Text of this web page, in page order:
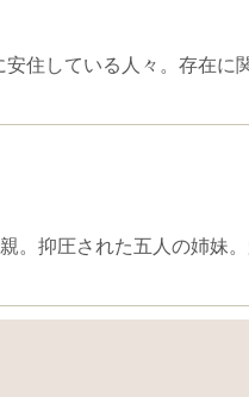
住している人々。存在に
。抑圧された五人の姉妹